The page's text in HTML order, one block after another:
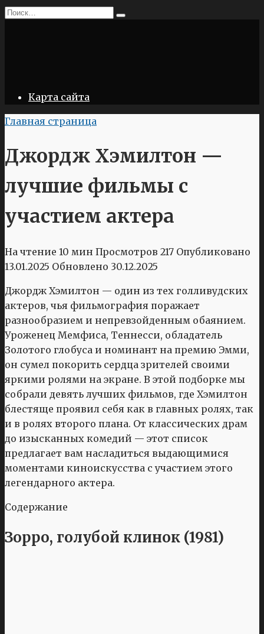
Перейти
Search
Карта сайта
Главная страница
Джордж Хэмилтон —
лучшие фильмы с
участием актера
На чтение 10 мин Просмотров 217 Опубликовано
13.01.2025 Обновлено 30.12.2025
Джордж Хэмилтон — один из тех голливудских
актеров, чья фильмография поражает
разнообразием и непревзойденным обаянием.
Уроженец Мемфиса, Теннесси, обладатель
Золотого глобуса и номинант на премию Эмми,
он сумел покорить сердца зрителей своими
яркими ролями на экране. В этой подборке мы
собрали девять лучших фильмов, где Хэмилтон
блестяще проявил себя как в главных ролях, так
и в ролях второго плана. От классических драм
до изысканных комедий — этот список
предлагает вам насладиться выдающимися
моментами киноискусства с участием этого
легендарного актера.
Содержание
Зорро, голубой клинок (1981)